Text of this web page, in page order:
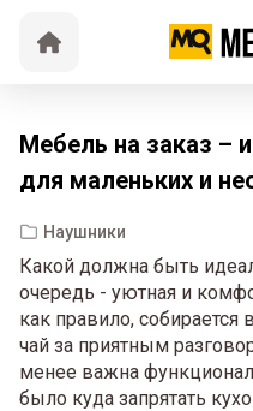
Мебель на заказ –
для маленьких и
Наушники
Какой должна быть
очередь - уютная и
как правило,
чай за приятным
менее важна
было куда запрятать